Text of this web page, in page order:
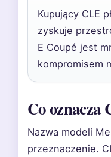
Kupujący CLE
zyskuje
E Coupé jest
kompromisem
Co oznacza
Nazwa modeli
przeznaczenie.